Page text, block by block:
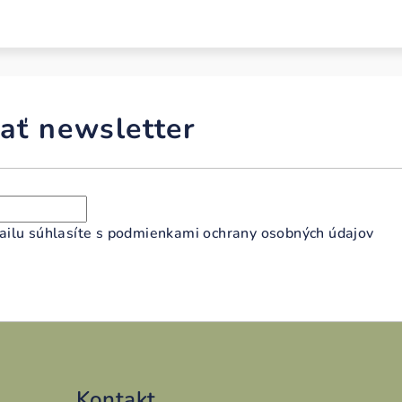
newsletter
súhlasíte s podmienkami ochrany osobných údajov